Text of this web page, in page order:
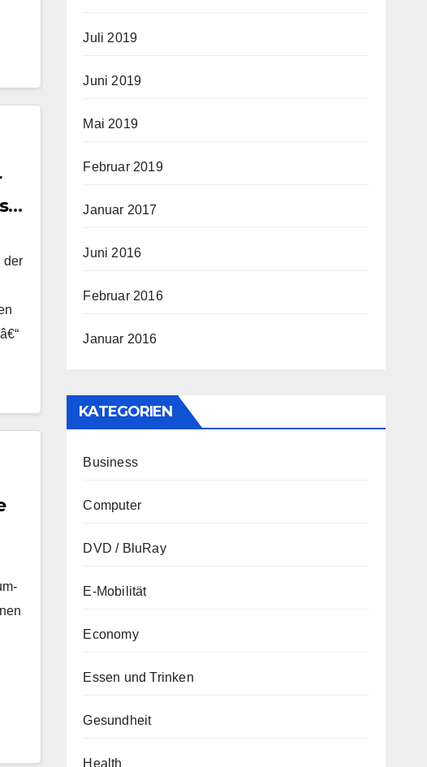
der
Juli 2019
Juni 2019
Mai 2019
Februar 2019
Januar 2017
Juni 2016
Februar 2016
Januar 2016
KATEGORIEN
Business
Computer
DVD / BluRay
E-Mobilität
Economy
Essen und Trinken
Gesundheit
Health